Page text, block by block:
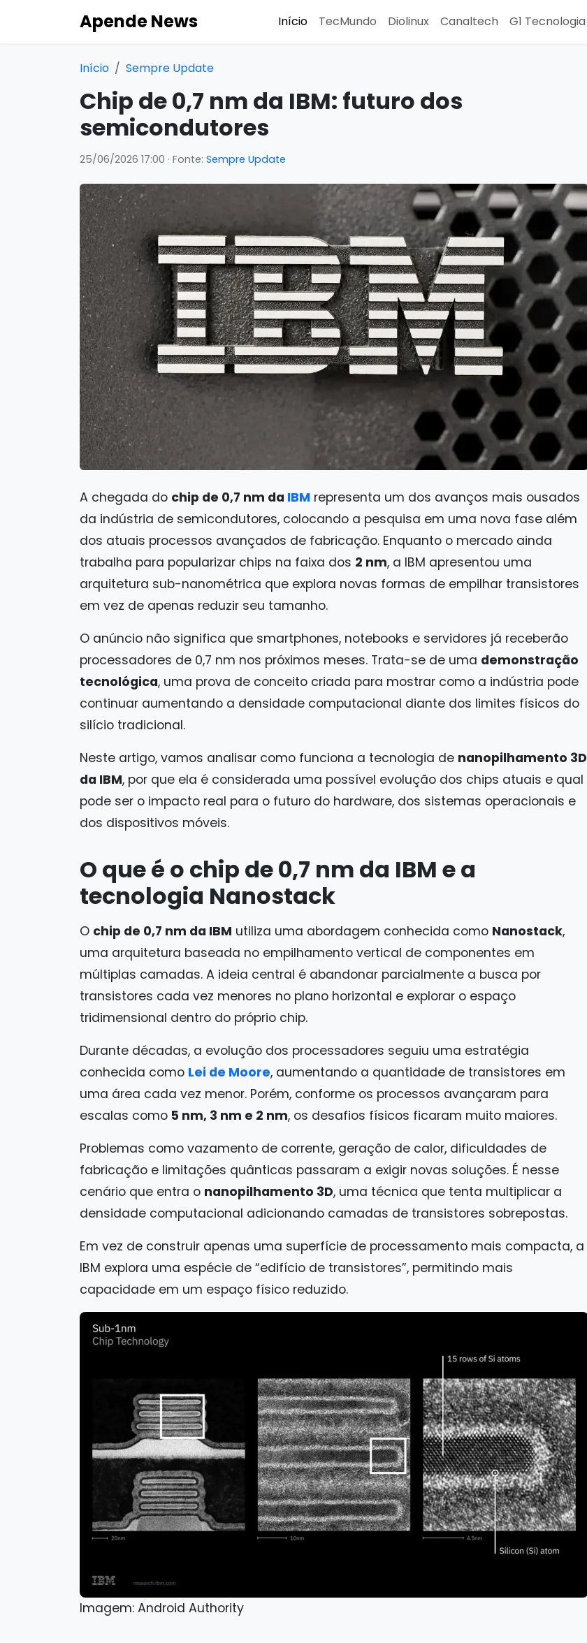
Apende News Início TecMundo Diolinux Canaltech G1 Tecnologia
Início Sempre Update
Chip de 0,7 nm da IBM: futuro dos
semicondutores
25/06/2026 17:00 · Fonte: Sempre Update
A chegada do chip de 0,7 nm da IBM representa um dos avanços mais ousados
da indústria de semicondutores, colocando a pesquisa em uma nova fase além
dos atuais processos avançados de fabricação. Enquanto o mercado ainda
trabalha para popularizar chips na faixa dos 2 nm, a IBM apresentou uma
arquitetura sub-nanométrica que explora novas formas de empilhar transistores
em vez de apenas reduzir seu tamanho.
O anúncio não significa que smartphones, notebooks e servidores já receberão
processadores de 0,7 nm nos próximos meses. Trata-se de uma demonstração
tecnológica, uma prova de conceito criada para mostrar como a indústria pode
continuar aumentando a densidade computacional diante dos limites físicos do
silício tradicional.
Neste artigo, vamos analisar como funciona a tecnologia de nanopilhamento 3D
da IBM, por que ela é considerada uma possível evolução dos chips atuais e qual
pode ser o impacto real para o futuro do hardware, dos sistemas operacionais e
dos dispositivos móveis.
O que é o chip de 0,7 nm da IBM e a
tecnologia Nanostack
O chip de 0,7 nm da IBM utiliza uma abordagem conhecida como Nanostack,
uma arquitetura baseada no empilhamento vertical de componentes em
múltiplas camadas. A ideia central é abandonar parcialmente a busca por
transistores cada vez menores no plano horizontal e explorar o espaço
tridimensional dentro do próprio chip.
Durante décadas, a evolução dos processadores seguiu uma estratégia
conhecida como Lei de Moore, aumentando a quantidade de transistores em
uma área cada vez menor. Porém, conforme os processos avançaram para
escalas como 5 nm, 3 nm e 2 nm, os desafios físicos ficaram muito maiores.
Problemas como vazamento de corrente, geração de calor, dificuldades de
fabricação e limitações quânticas passaram a exigir novas soluções. É nesse
cenário que entra o nanopilhamento 3D, uma técnica que tenta multiplicar a
densidade computacional adicionando camadas de transistores sobrepostas.
Em vez de construir apenas uma superfície de processamento mais compacta, a
IBM explora uma espécie de “edifício de transistores”, permitindo mais
capacidade em um espaço físico reduzido.
Imagem: Android Authority